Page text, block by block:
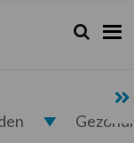
Zoeken...
Zoek